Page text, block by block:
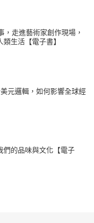
，走進藝術家創作現場，
生活【電子書】
元邏輯，如何影響全球經
們的品味與文化【電子